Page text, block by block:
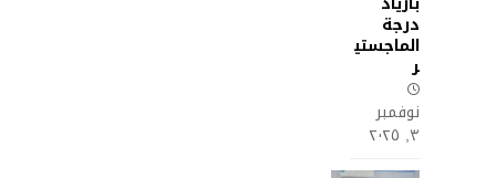
درجة
الماجستي
ر
نوفمبر
٣, ٢٠٢٥